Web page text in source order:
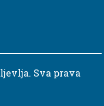
Sva prava